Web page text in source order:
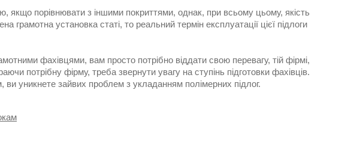
якщо порівнювати з іншими покриттями, однак, при всьому цьому, якість
грамотна установка статі, то реальний термін експлуатації цієї підлоги
фахівцями, вам просто потрібно віддати свою перевагу, тій фірмі,
потрібну фірму, треба звернути увагу на ступінь підготовки фахівців.
уникнете зайвих проблем з укладанням полімерних підлог.